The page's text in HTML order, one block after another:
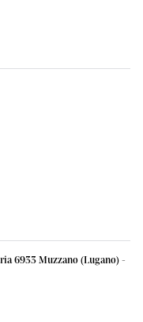
6933 Muzzano (Lugano) -